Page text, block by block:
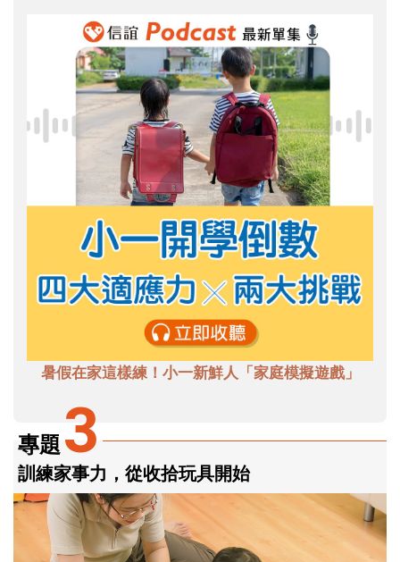
暑假在家這樣練！小一新鮮人「家庭模擬遊戲」
專題3
訓練家事力，從收拾玩具開始